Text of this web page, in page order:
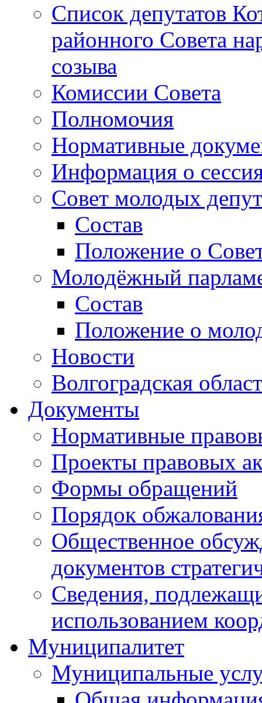
Список депутатов
районного Совета
созыва
Комиссии Совета
Полномочия
Нормативные
Информация о
Совет молодых
Состав
Положение о
Молодёжный
Состав
Положение о
Новости
Волгоградская
Документы
Нормативные
Проекты правовых
Формы обращений
Порядок
Общественное
документов
Сведения,
использованием
Муниципалитет
Муниципальные